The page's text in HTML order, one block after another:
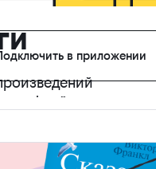
офлайн
в приложении